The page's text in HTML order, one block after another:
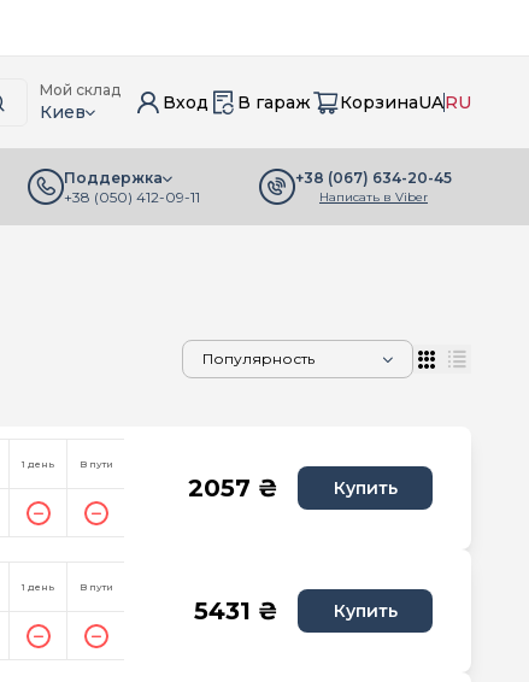
Мой склад
Киев Вход В гараж КорзинаUARU
Поддержка
+38 (050) 412-09-11
+38 (067) 634-20-45
Написать в Viber
1 день В пути
2057 ₴ Купить
1 день В пути
5431 ₴ Купить